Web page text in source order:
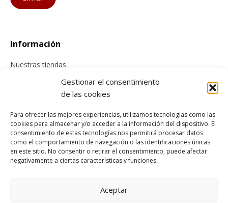
Gestionar el consentimiento
de las cookies
Para ofrecer las mejores experiencias, utilizamos tecnologías como las
cookies para almacenar y/o acceder a la información del dispositivo. El
consentimiento de estas tecnologías nos permitirá procesar datos
como el comportamiento de navegación o las identificaciones únicas
en este sitio. No consentir o retirar el consentimiento, puede afectar
negativamente a ciertas características y funciones.
Aceptar
Información
Nuestras tiendas
Tienda online
Información sobre envíos
Cancelación y devolución
Pago seguro
Condiciones generales de compra